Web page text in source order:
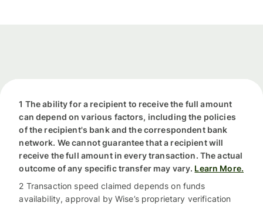
1 The ability for a recipient to receive the full amount
can depend on various factors, including the policies
of the recipient's bank and the correspondent bank
network. We cannot guarantee that a recipient will
receive the full amount in every transaction. The actual
outcome of any specific transfer may vary. Learn More.
2 Transaction speed claimed depends on funds
availability, approval by Wise’s proprietary verification